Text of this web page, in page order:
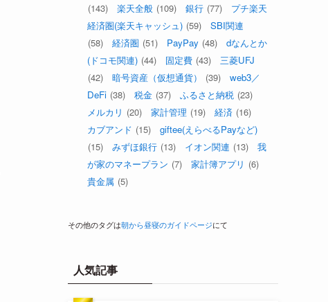
(143) 楽天全般 (109) 銀行 (77)
プチ楽天
経済圏(楽天キャッシュ) (59)
SBI関連
(58)
経済圏 (51) PayPay (48)
dなんとか
(ドコモ関連) (44) 固定費 (43)
三菱UFJ
(42)
暗号資産（仮想通貨） (39)
web3／
DeFi (38) 税金 (37) ふるさと納税 (23)
メルカリ (20) 家計管理 (19) 経済 (16)
カブアンド (15)
giftee(えらべるPayなど)
(15)
みずほ銀行 (13) イオン関連 (13)
我
が家のマネープラン (7) 家計簿アプリ (6)
貴金属 (5)
その他のタグは朝から昼寝のガイドページにて
人気記事